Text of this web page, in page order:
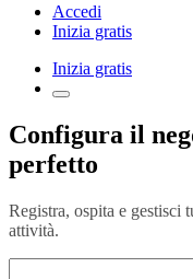
Accedi
Inizia gratis
Inizia gratis
Configura il
perfetto
Registra, ospita e gestisci
attività.